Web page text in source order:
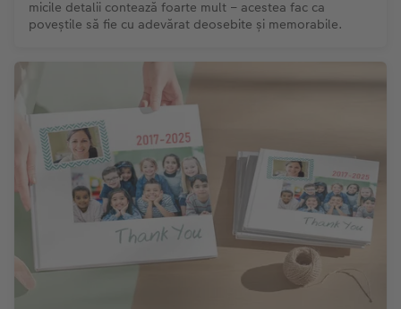
micile detalii contează foarte mult – acestea fac ca
poveștile să fie cu adevărat deosebite și memorabile.